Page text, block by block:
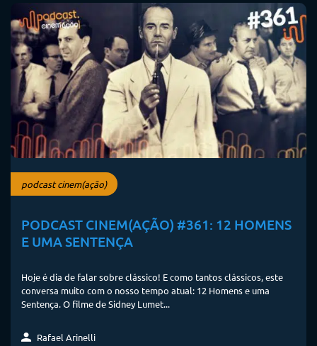
podcast cinem(ação)
PODCAST CINEM(AÇÃO) #361: 12 HOMENS
E UMA SENTENÇA
Hoje é dia de falar sobre clássico! E como tantos clássicos, este
conversa muito com o nosso tempo atual: 12 Homens e uma
Sentença. O filme de Sidney Lumet...
Rafael Arinelli